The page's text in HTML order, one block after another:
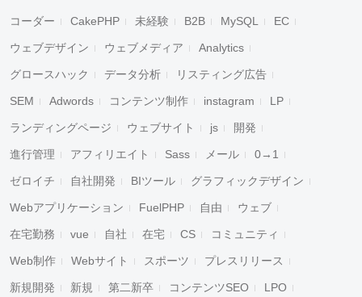
コーダー CakePHP 未経験 B2B MySQL EC
ウェブデザイン ウェブメディア Analytics
グロースハック データ分析 リスティング広告
SEM Adwords コンテンツ制作 instagram LP
ランディングページ ウェブサイト js 開発
進行管理 アフィリエイト Sass メール 0→1
ゼロイチ 自社開発 BIツール グラフィックデザイン
Webアプリケーション FuelPHP 自由 ウェブ
在宅勤務 vue 自社 在宅 CS コミュニティ
Web制作 Webサイト スポーツ プレスリリース
新規開発 新規 第二新卒 コンテンツSEO LPO